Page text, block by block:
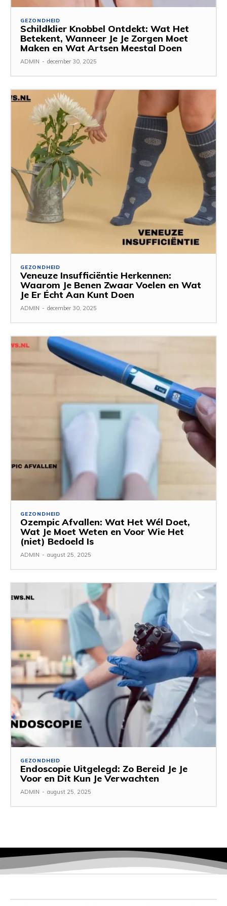
GEZONDHEID
Schildklier Knobbel Ontdekt: Wat Het
Betekent, Wanneer Je Je Zorgen Moet
Maken en Wat Artsen Meestal Doen
ADMIN - december 30, 2025
GEZONDHEID
Veneuze Insufficiëntie Herkennen:
Waarom Je Benen Zwaar Voelen en Wat
Je Er Écht Aan Kunt Doen
ADMIN - december 30, 2025
GEZONDHEID
Ozempic Afvallen: Wat Het Wél Doet,
Wat Je Moet Weten en Voor Wie Het
(niet) Bedoeld Is
ADMIN - august 25, 2025
GEZONDHEID
Endoscopie Uitgelegd: Zo Bereid Je Je
Voor en Dit Kun Je Verwachten
ADMIN - august 25, 2025